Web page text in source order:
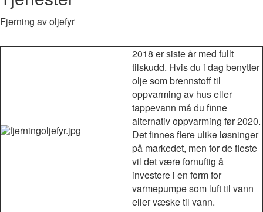
Fjerning av oljefyr
2018 er siste år med fullt
tilskudd. Hvis du i dag benytter
olje som brennstoff til
oppvarming av hus eller
tappevann må du finne
alternativ oppvarming før 2020.
Det finnes flere ulike løsninger
på markedet, men for de fleste
vil det være fornuftig å
investere i en form for
varmepumpe som luft til vann
eller væske til vann.